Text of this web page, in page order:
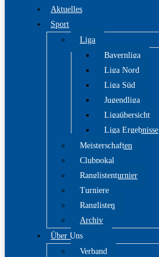
Aktuelles
Sport
Liga
Bayernliga
Liga Nord
Liga Süd
Jugendliga
Ligaübersicht
Liga Ergebnisse
Meisterschaften
Clubpokal
Ranglistenturnier
Turniere
Ranglisten
Archiv
Über Uns
Verband